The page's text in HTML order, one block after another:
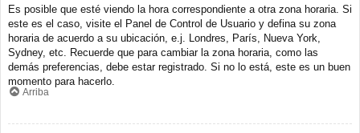
Es posible que esté viendo la hora correspondiente a otra zona horaria. Si
este es el caso, visite el Panel de Control de Usuario y defina su zona
horaria de acuerdo a su ubicación, e.j. Londres, París, Nueva York,
Sydney, etc. Recuerde que para cambiar la zona horaria, como las
demás preferencias, debe estar registrado. Si no lo está, este es un buen
momento para hacerlo.
Arriba